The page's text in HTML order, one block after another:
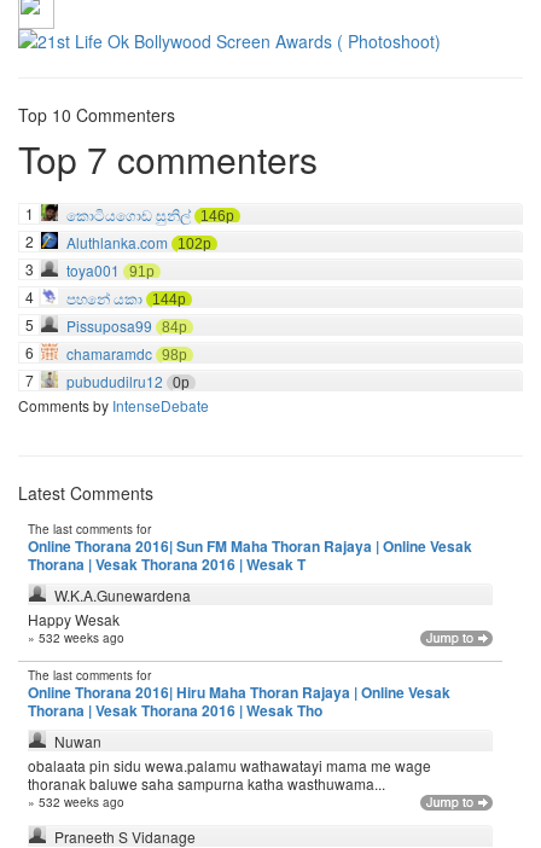
Top 10 Commenters
Top 7 commenters
1 කොටියගොඩ සුනිල් 146p
2 Aluthlanka.com 102p
3 toya001 91p
4 පහනේ යකා 144p
5 Pissuposa99 84p
6 chamaramdc 98p
7 pubududilru12 0p
Comments by IntenseDebate
Latest Comments
The last comments for
Online Thorana 2016| Sun FM Maha Thoran Rajaya | Online Vesak
Thorana | Vesak Thorana 2016 | Wesak T
W.K.A.Gunewardena
Happy Wesak
» 532 weeks ago
The last comments for
Online Thorana 2016| Hiru Maha Thoran Rajaya | Online Vesak
Thorana | Vesak Thorana 2016 | Wesak Tho
Nuwan
obalaata pin sidu wewa.palamu wathawatayi mama me wage
thoranak baluwe saha sampurna katha wasthuwama...
» 532 weeks ago
Praneeth S Vidanage